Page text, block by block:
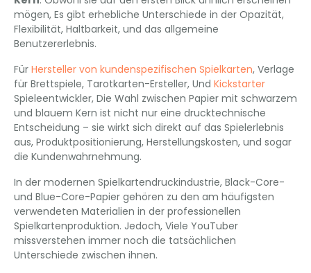
mögen, Es gibt erhebliche Unterschiede in der Opazität,
Flexibilität, Haltbarkeit, und das allgemeine
Benutzererlebnis.
Für Hersteller von kundenspezifischen Spielkarten, Verlage
für Brettspiele, Tarotkarten-Ersteller, Und Kickstarter
Spieleentwickler, Die Wahl zwischen Papier mit schwarzem
und blauem Kern ist nicht nur eine drucktechnische
Entscheidung – sie wirkt sich direkt auf das Spielerlebnis
aus, Produktpositionierung, Herstellungskosten, und sogar
die Kundenwahrnehmung.
In der modernen Spielkartendruckindustrie, Black-Core-
und Blue-Core-Papier gehören zu den am häufigsten
verwendeten Materialien in der professionellen
Spielkartenproduktion. Jedoch, Viele YouTuber
missverstehen immer noch die tatsächlichen
Unterschiede zwischen ihnen.